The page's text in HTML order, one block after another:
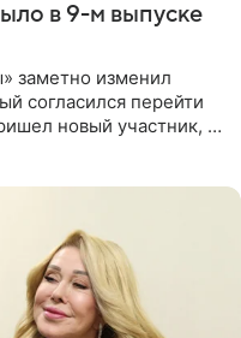
в 9-м выпуске
заметно изменил
согласился перейти
новый участник, а